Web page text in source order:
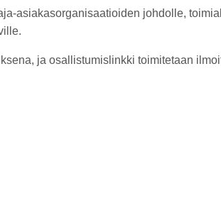
asiakasorganisaatioiden johdolle,
ja osallistumislinkki toimitetaan